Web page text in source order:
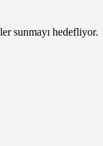
sunmayı hedefliyor.